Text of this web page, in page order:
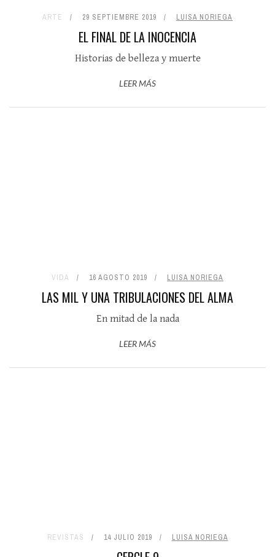
ARTE 29 SEPTIEMBRE 2019 LUISA NORIEGA
EL FINAL DE LA INOCENCIA
Historias de belleza y muerte
LEER MÁS
VIDA 16 AGOSTO 2019 LUISA NORIEGA
LAS MIL Y UNA TRIBULACIONES DEL ALMA
En mitad de la nada
LEER MÁS
REVISTAS 14 JULIO 2019 LUISA NORIEGA